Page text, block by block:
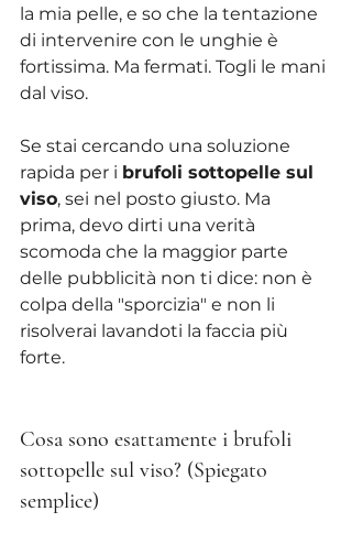
la mia pelle, e so che la tentazione
di intervenire con le unghie è
fortissima. Ma fermati. Togli le mani
dal viso.
Se stai cercando una soluzione
rapida per i brufoli sottopelle sul
viso, sei nel posto giusto. Ma
prima, devo dirti una verità
scomoda che la maggior parte
delle pubblicità non ti dice: non è
colpa della "sporcizia" e non li
risolverai lavandoti la faccia più
forte.
Cosa sono esattamente i brufoli
sottopelle sul viso? (Spiegato
semplice)